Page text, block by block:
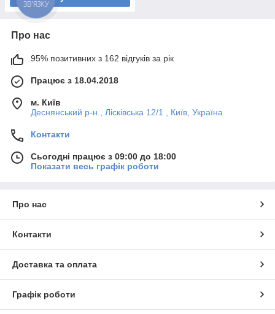
Про нас
95% позитивних з 162 відгуків за рік
Працює з 18.04.2018
м. Київ
Деснянський р-н., Лісківська 12/1 , Київ, Україна
Контакти
Сьогодні працює з 09:00 до 18:00
Показати весь графік роботи
Про нас
Контакти
Доставка та оплата
Графік роботи